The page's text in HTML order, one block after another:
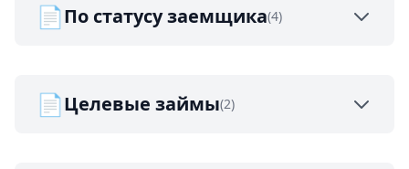
📄По статусу заемщика(4)
📄Целевые займы(2)